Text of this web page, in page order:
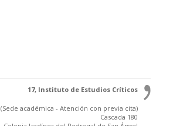
17, Instituto de Estudios Críticos
(Sede académica - Atención con previa cita)
Cascada 180